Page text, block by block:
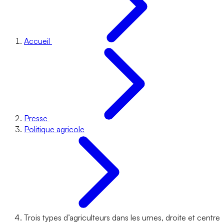
Accueil
Presse
Politique agricole
Trois types d’agriculteurs dans les urnes, droite et centre